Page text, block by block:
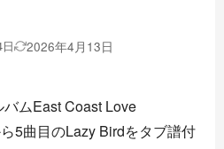
2026年4月13日
バムEast Coast Love
5曲目のLazy Birdをタブ譜付